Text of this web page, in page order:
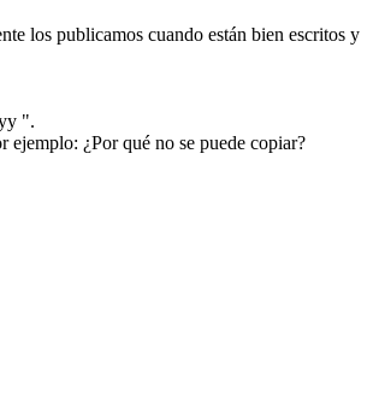
los publicamos cuando están bien escritos y
".
ejemplo: ¿Por qué no se puede copiar?